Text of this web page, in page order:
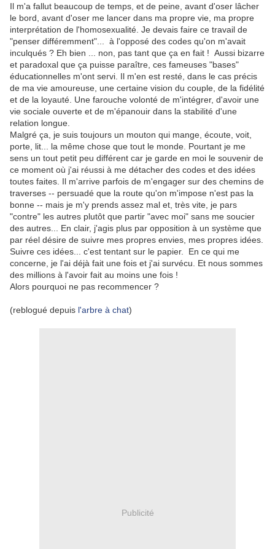
Il m'a fallut beaucoup de temps, et de peine, avant d'oser lâcher
le bord, avant d'oser me lancer dans ma propre vie, ma propre
interprétation de l'homosexualité. Je devais faire ce travail de
"penser différemment"... à l'opposé des codes qu'on m'avait
inculqués ? Eh bien ... non, pas tant que ça en fait ! Aussi bizarre
et paradoxal que ça puisse paraître, ces fameuses "bases"
éducationnelles m'ont servi. Il m'en est resté, dans le cas précis
de ma vie amoureuse, une certaine vision du couple, de la fidélité
et de la loyauté. Une farouche volonté de m'intégrer, d'avoir une
vie sociale ouverte et de m'épanouir dans la stabilité d'une
relation longue.
Malgré ça, je suis toujours un mouton qui mange, écoute, voit,
porte, lit... la même chose que tout le monde. Pourtant je me
sens un tout petit peu différent car je garde en moi le souvenir de
ce moment où j'ai réussi à me détacher des codes et des idées
toutes faites. Il m'arrive parfois de m'engager sur des chemins de
traverses -- persuadé que la route qu'on m'impose n'est pas la
bonne -- mais je m'y prends assez mal et, très vite, je pars
"contre" les autres plutôt que partir "avec moi" sans me soucier
des autres... En clair, j'agis plus par opposition à un système que
par réel désire de suivre mes propres envies, mes propres idées.
Suivre ces idées... c'est tentant sur le papier. En ce qui me
concerne, je l'ai déjà fait une fois et j'ai survécu. Et nous sommes
des millions à l'avoir fait au moins une fois !
Alors pourquoi ne pas recommencer ?
(reblogué depuis l'arbre à chat)
Publicité